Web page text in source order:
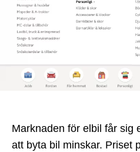
Marknaden för elbil får sig
att byta bil minskar. Priset